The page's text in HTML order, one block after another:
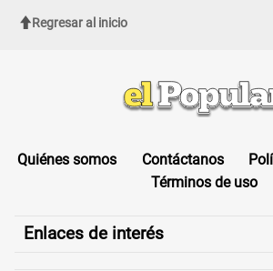
Regresar al inicio
Quiénes somos Contáctanos
Términos de uso
Enlaces de interés